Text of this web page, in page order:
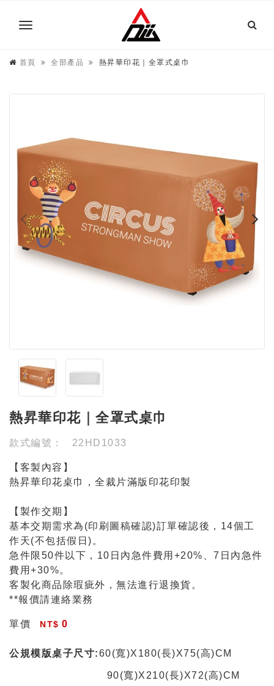
首頁 全部產品 熱昇華印花｜全罩式桌巾
熱昇華印花｜全罩式桌巾
款式編號： 22HD1033
【客製內容】
熱昇華印花桌巾，全裁片滿版印花印製
【製作交期】
基本交期需求為(印刷圖稿確認)訂單確認後，14個工
作天(不包括假日)。
急件限50件以下，10日內急件費用+20%、7日內急件
費用+30%。
客製化商品除瑕疵外，無法進行退換貨。
**報價請連絡業務
單價 0
公規模版桌子尺寸:60(寬)X180(長)X75(高)CM
90(寬)X210(長)X72(高)CM